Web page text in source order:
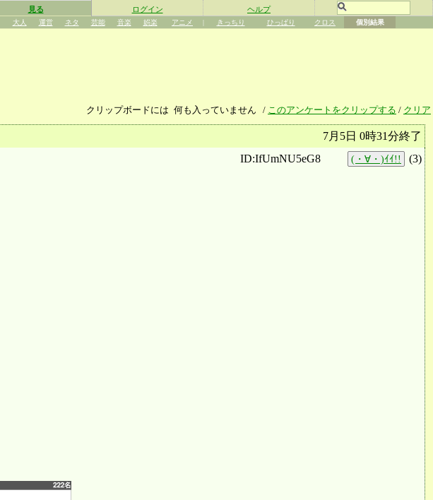
見る ログイン ヘルプ
大人 運営 ネタ 芸能 音楽 娯楽 アニメ | きっちり ひっぱり クロス 個別結果
クリップボードには 何も入っていません / このアンケートをクリップする / クリア
7月5日 0時31分終了
ID:IfUmNU5eG8
(・∀・)ｲｲ!! (3)